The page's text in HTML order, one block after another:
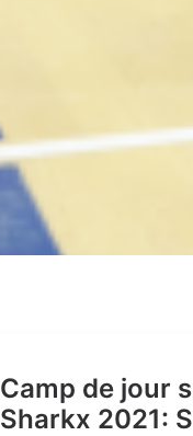
Camp de jour
Sharkx 2021: